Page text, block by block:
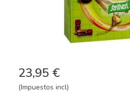
23,95 €
(Impuestos incl)